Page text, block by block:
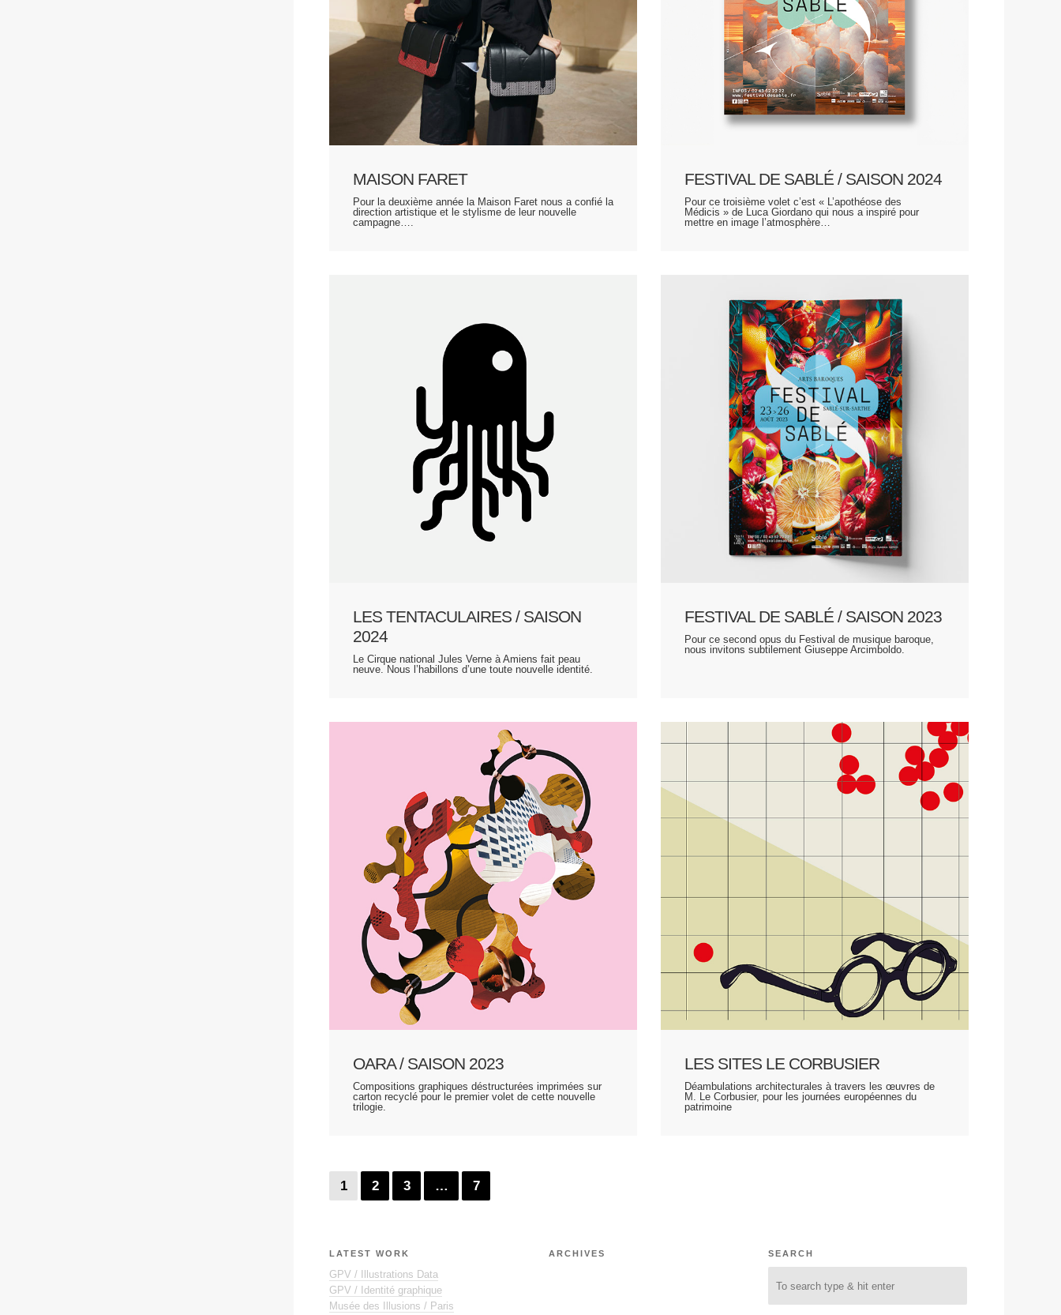
MAISON FARET
Pour la deuxième année la Maison Faret nous a confié la
direction artistique et le stylisme de leur nouvelle
campagne….
FESTIVAL DE SABLÉ / SAISON 2024
Pour ce troisième volet c’est « L’apothéose des
Médicis » de Luca Giordano qui nous a inspiré pour
mettre en image l’atmosphère…
LES TENTACULAIRES / SAISON
2024
Le Cirque national Jules Verne à Amiens fait peau
neuve. Nous l’habillons d’une toute nouvelle identité.
FESTIVAL DE SABLÉ / SAISON 2023
Pour ce second opus du Festival de musique baroque,
nous invitons subtilement Giuseppe Arcimboldo.
OARA / SAISON 2023
Compositions graphiques déstructurées imprimées sur
carton recyclé pour le premier volet de cette nouvelle
trilogie.
LES SITES LE CORBUSIER
Déambulations architecturales à travers les œuvres de
M. Le Corbusier, pour les journées européennes du
patrimoine
1 2 3 … 7
LATEST WORK
GPV / Illustrations Data
GPV / Identité graphique
Musée des Illusions / Paris
ARCHIVES SEARCH